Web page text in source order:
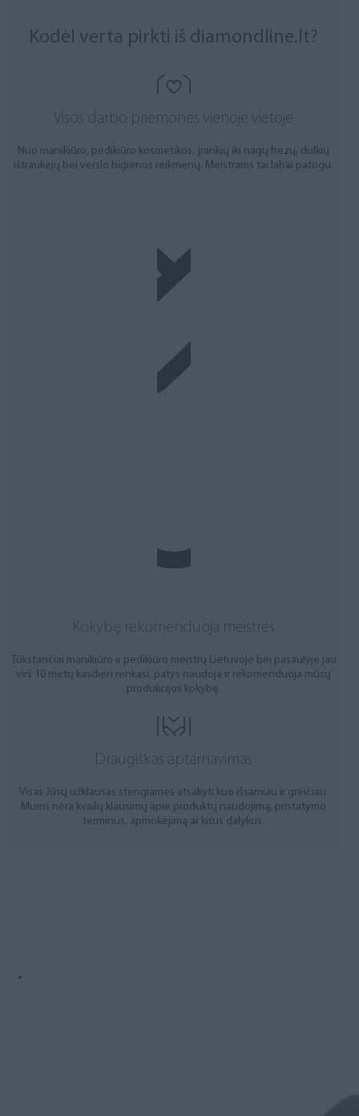
Kodėl verta pirkti iš diamondline.lt?
Visos darbo priemonės vienoje vietoje
Nuo manikiūro, pedikiūro kosmetikos, įrankių iki nagų frezų, dulkių
ištraukėjų bei verslo higienos reikmenų. Meistrams tai labai patogu.
Kokybę rekomenduoja meistrės
Tūkstančiai manikiūro ir pedikiūro meistrų Lietuvoje bei pasaulyje jau
virš 10 metų kasdien renkasi, patys naudoja ir rekomenduoja mūsų
produkcijos kokybę.
Draugiškas aptarnavimas
Visas Jūsų užklausas stengiamės atsakyti kuo išsamiau ir greičiau.
Mums nėra kvailų klausimų apie produktų naudojimą, pristatymo
terminus, apmokėjimą ar kitus dalykus.